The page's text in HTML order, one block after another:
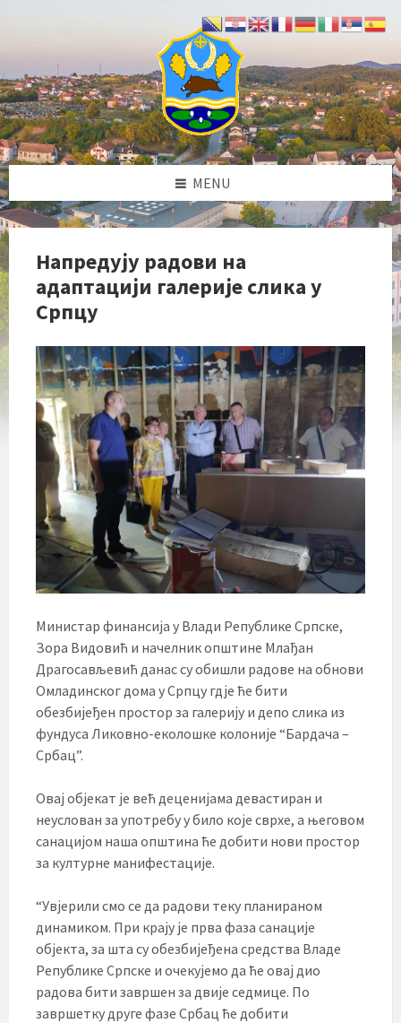
MENU
Напредују радови на
адаптацији галерије слика у
Српцу
Министар финансија у Влади Републике Српске,
Зора Видовић и начелник општине Млађан
Драгосављевић данас су обишли радове на обнови
Омладинског дома у Српцу гдје ће бити
обезбијеђен простор за галерију и депо слика из
фундуса Ликовно-еколошке колоније “Бардача –
Србац”.
Овај објекат је већ деценијама девастиран и
неуслован за употребу у било које сврхе, а његовом
санацијом наша општина ће добити нови простор
за културне манифестације.
“Увјерили смо се да радови теку планираном
динамиком. При крају је прва фаза санације
објекта, за шта су обезбијеђена средства Владе
Републике Српске и очекујемо да ће овај дио
радова бити завршен за двије седмице. По
завршетку друге фазе Србац ће добити